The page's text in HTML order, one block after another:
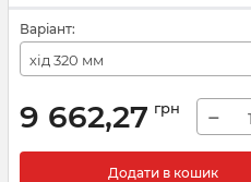
Варіант:
хід 320 мм
9 662,27 грн −
Додати в кошик